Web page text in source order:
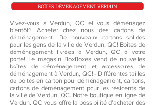
Vivez-vous à Verdun, QC et vous déménagez
bientôt? Acheter chez nous des cartons de
déménagement. De nouveaux cartons solides
pour les gens de la ville de Verdun, QC! Boîtes de
déménagement livrées à Verdun, QC à votre
porte! Le magasin BoxBoxes vend de nouvelles
boîtes de déménagement et accessoires de
déménagement à Verdun, QC! - Différentes tailles
de boîtes en carton pour déménagement, cartons,
cartons de déménagement pour les résidents de
la ville de Verdun, QC. Notre boutique en ligne de
Verdun, QC vous offre la possibilité d'acheter des
BOÎTES DÉMENAGEMENT VERDUN